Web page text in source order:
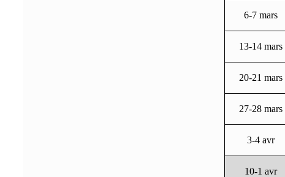
6-7 mars
13-14 mars
20-21 mars
27-28 mars
3-4 avr
10-1 avr